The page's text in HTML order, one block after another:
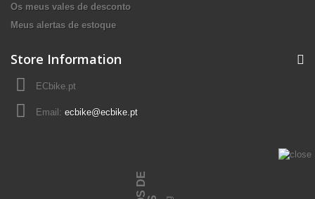
Os meus vales de desconto
Meus alertas de estoque
Store Information
ECbike.pt
Email: ecbike@ecbike.pt